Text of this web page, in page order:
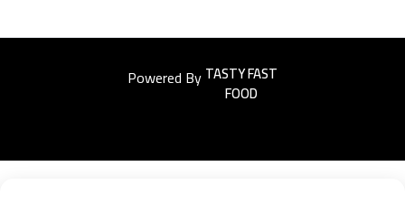
Powered ByEasyorders